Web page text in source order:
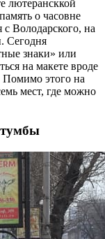
лютерансккой
о часовне
Володарского, на
Сегодня
знаки» или
на макете вроде
Помимо этого на
мест, где можно